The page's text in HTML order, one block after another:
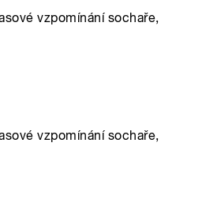
vzpomínání sochaře,
vzpomínání sochaře,